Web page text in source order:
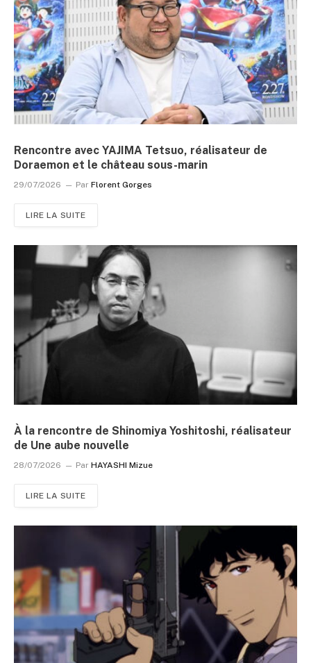
Rencontre avec YAJIMA Tetsuo, réalisateur de
Doraemon et le château sous-marin
29/07/2026 Par Florent Gorges
LIRE LA SUITE
À la rencontre de Shinomiya Yoshitoshi, réalisateur
de Une aube nouvelle
28/07/2026 Par HAYASHI Mizue
LIRE LA SUITE